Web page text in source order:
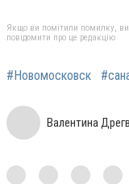
Якщо ви помітили помилку,
повідомити про це редакцію
#Новомосковск
Валентина